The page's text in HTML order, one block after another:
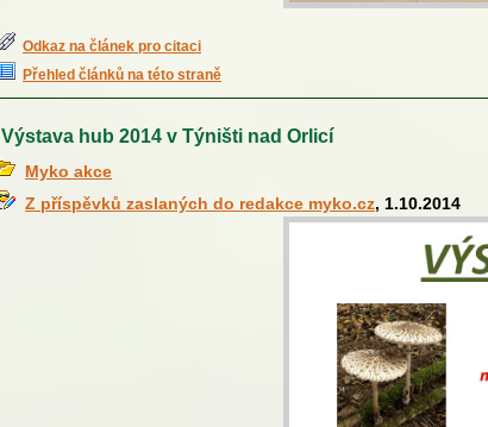
Odkaz na článek pro citaci
Přehled článků na této straně
Výstava hub 2014 v Týništi nad Orlicí
Myko akce
Z příspěvků zaslaných do redakce myko.cz, 1.10.2014